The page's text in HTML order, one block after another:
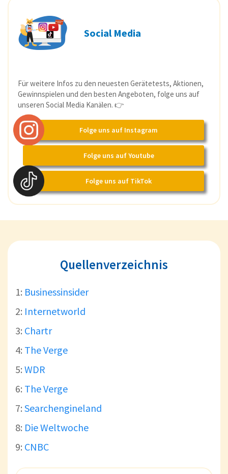
Social Media
Für weitere Infos zu den neuesten Gerätetests, Aktionen,
Gewinnspielen und den besten Angeboten, folge uns auf
unseren Social Media Kanälen. 👉
Folge uns auf Instagram
Folge uns auf Youtube
Folge uns auf TikTok
Quellenverzeichnis
1: Businessinsider
2: Internetworld
3: Chartr
4: The Verge
5: WDR
6: The Verge
7: Searchengineland
8: Die Weltwoche
9: CNBC